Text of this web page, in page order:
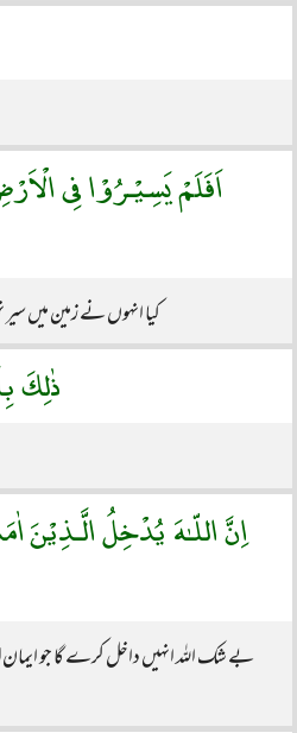
اَفَلَمْ يَسِيْـرُوْا فِى
کیا انہوں نے زمین میں
ذٰلِكَ
اِنَّ اللّـٰهَ يُدْخِلُ
بے شک اللہ انہیں داخل کرے گا جو